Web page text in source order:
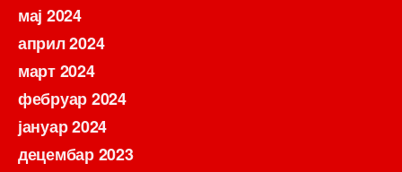
мај 2024
април 2024
март 2024
фебруар 2024
јануар 2024
децембар 2023